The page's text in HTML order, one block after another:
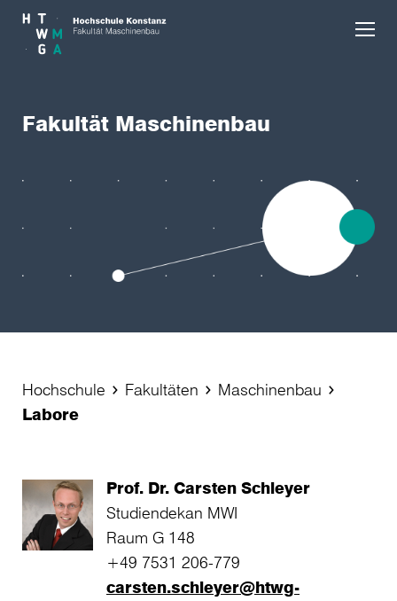
Skip to main content
Fakultät Maschinenbau
Hochschule Fakultäten
Maschinenbau
Labore
Prof. Dr. Carsten Schleyer
Studiendekan MWI
Raum G 148
+49 7531 206-779
carsten.schleyer@htwg-